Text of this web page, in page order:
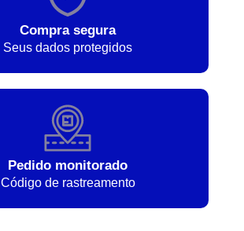
Compra segura
Seus dados protegidos
Pedido monitorado
Código de rastreamento